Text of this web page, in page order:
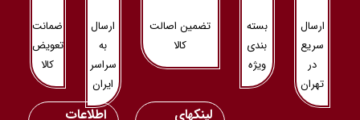
ارسال
سریع
در
تهران
بسته
بندی
ویژه
تضمین اصالت
کالا
ارسال
به
سراسر
ایران
ضمانت
تعویض
کالا
لینکهای اطلاعات